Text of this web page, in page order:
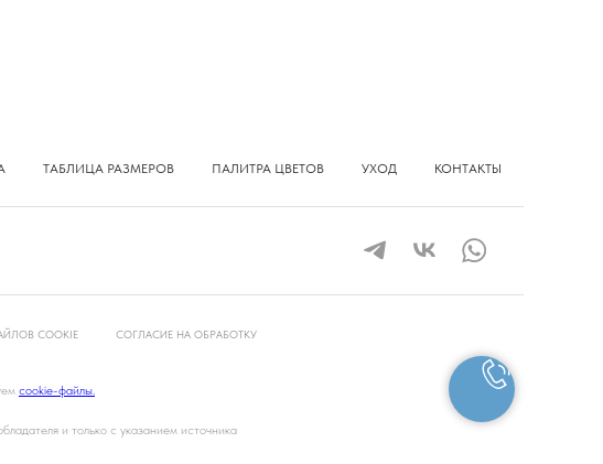
ТАБЛИЦА РАЗМЕРОВ ПАЛИТРА ЦВЕТОВ УХОД КОНТАКТЫ
COOKIE СОГЛАСИЕ НА ОБРАБОТКУ
cookie-файлы.
и только с указанием источника